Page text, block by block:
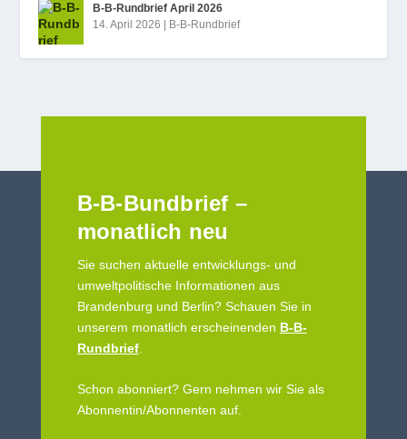
B‑B-Rundbrief April 2026
14. April 2026 | B-B-Rundbrief
B-B-Bundbrief –
monatlich neu
Sie suchen aktuelle entwicklungs- und
umweltpolitische Informationen aus
Brandenburg und Berlin? Schauen Sie in
unserem monatlich erscheinenden B-B-
Rundbrief.
Schon abonniert? Gern nehmen wir Sie als
Abonnentin/Abonnenten auf.